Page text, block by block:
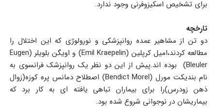
برای تشخیص اسکیزوفرنی وجود ندارد.
تارخچه
دو تن از مشاهیر عمده روانپزشکی و نورولوژی که این اختلال را
مطالعه کردند،امیل کرپلین (Emil Kraepelin) و اویگن بلویلر (Eugen
Bleuler) بوده اند.پیش از این دو نظر یک روانپزشک فرانسوی به
نام بندیکت مورل (Bendict Morel) اصطلاح دمانس پره کوزه(زوال
ذهن زودرس)را برای بیماران تباهی یافته ای به کار برد که
بیماریشان در نوجوانی شروع شده بود.